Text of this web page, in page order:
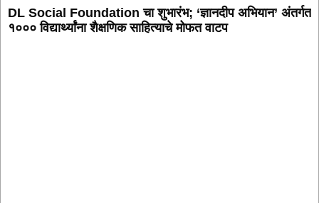
DL Social Foundation चा शुभारंभ; ‘ज्ञानदीप अभियान’ अंतर्गत
१००० विद्यार्थ्यांना शैक्षणिक साहित्याचे मोफत वाटप